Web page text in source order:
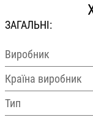
ЗАГАЛЬНІ:
Виробник
Країна виробник
Тип